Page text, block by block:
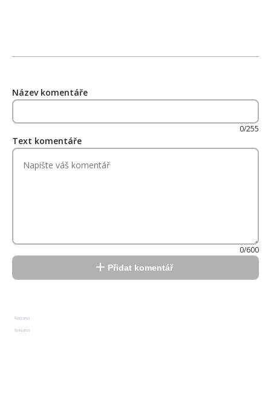
Název komentáře
0/255
Text komentáře
0/600
Přidat komentář
Reklama
Reklama